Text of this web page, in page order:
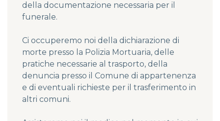
della documentazione necessaria per il
funerale.
Ci occuperemo noi della dichiarazione di
morte presso la Polizia Mortuaria, delle
pratiche necessarie al trasporto, della
denuncia presso il Comune di appartenenza
e di eventuali richieste per il trasferimento in
altri comuni.